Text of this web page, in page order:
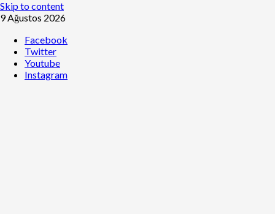
Skip to content
9 Ağustos 2026
Facebook
Twitter
Youtube
Instagram